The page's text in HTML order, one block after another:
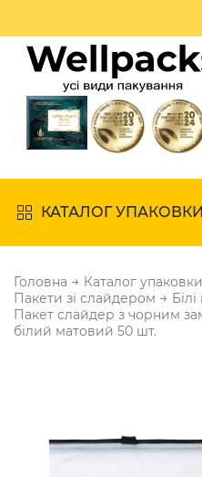
КАТАЛОГ УПАКОВКИ
Головна → Каталог упаковки
Пакети зі слайдером →
Пакет слайдер з чорним
білий матовий 50 шт.